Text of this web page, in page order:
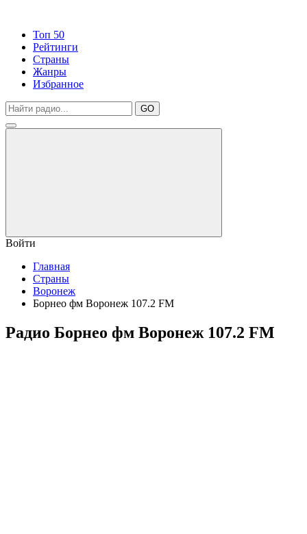
Топ 50
Рейтинги
Страны
Жанры
Избранное
GO
Войти
Главная
Страны
Воронеж
Борнео фм Воронеж 107.2 FM
Радио Борнео фм Воронеж 107.2 FM